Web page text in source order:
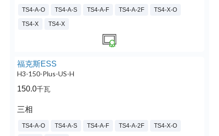
TS4-A-O TS4-A-S TS4-A-F TS4-A-2F TS4-X-O
TS4-X TS4-X
福克斯ESS
H3-150-Plus-US-H
150.0千瓦
三相
TS4-A-O TS4-A-S TS4-A-F TS4-A-2F TS4-X-O